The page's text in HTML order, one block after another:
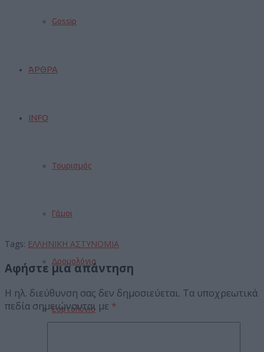
Gossip
ΆΡΘΡΑ
INFO
Τουρισμός
Γάμοι
Δρομολόγια
Εορτολόγιο
Tags: ΕΛΛΗΝΙΚΗ ΑΣΤΥΝΟΜΙΑ
Αφήστε μια απάντηση
Η ηλ. διεύθυνση σας δεν δημοσιεύεται. Τα υποχρεωτικά
πεδία σημειώνονται με *